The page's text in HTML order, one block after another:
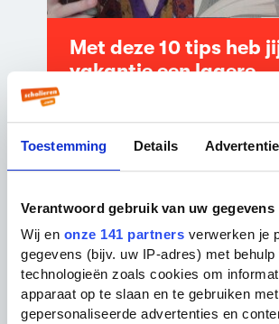
Toestemming Details
Verantwoord gebruik van uw gegevens
Wij en onze 141 partners verwerken je
gegevens (bijv. uw IP-adres) met behulp
technologieën zoals cookies om
apparaat op te slaan en te gebruiken
gepersonaliseerde advertenties en
Met deze 10 tips heb
vakantie een lagere
Els